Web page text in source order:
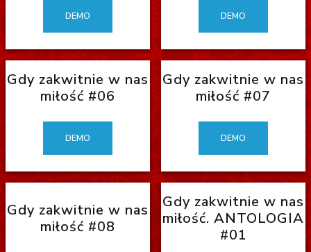
DEMO DEMO
Gdy zakwitnie w nas
miłość #06
DEMO
Gdy zakwitnie w nas
miłość #07
DEMO
Gdy zakwitnie w nas
miłość #08
Gdy zakwitnie w nas
miłość. ANTOLOGIA
#01